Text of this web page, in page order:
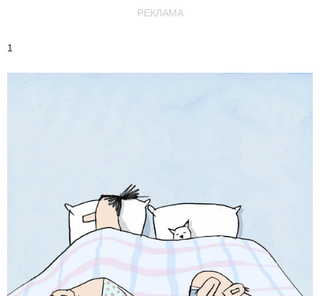
РЕКЛАМА
1